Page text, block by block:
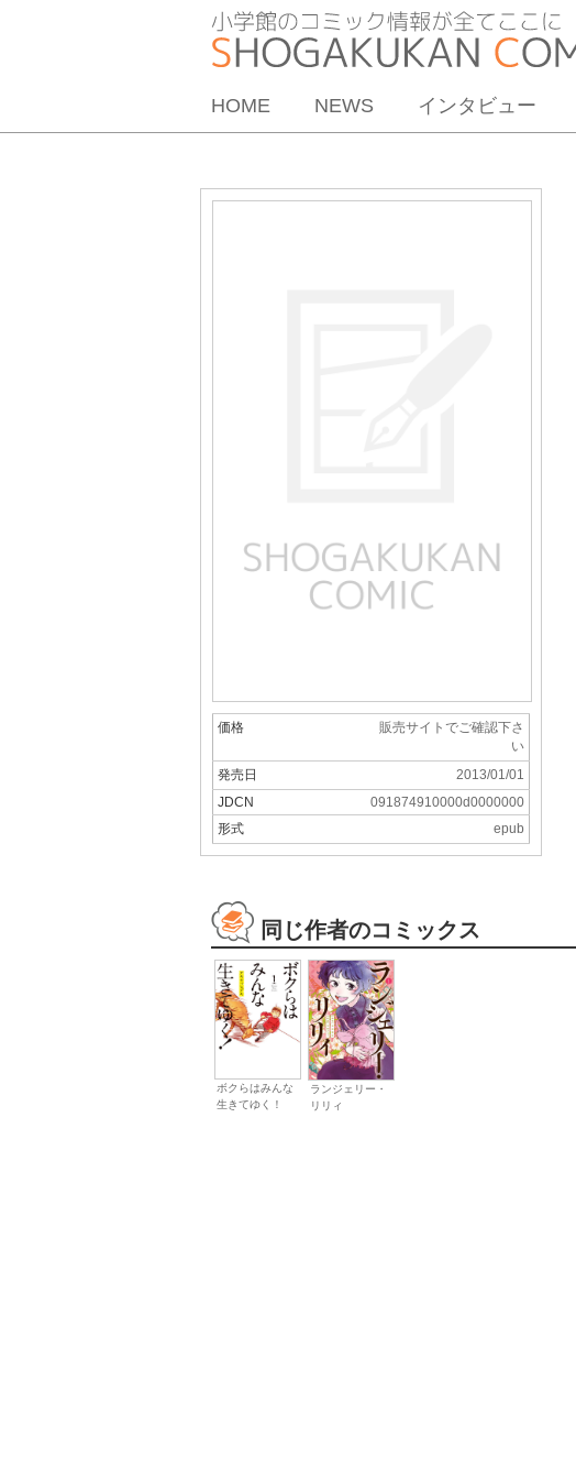
HOME NEWS インタビュー
価格
販売サイトでご確認下さ
い
発売日
2013/01/01
JDCN
091874910000d0000000
形式
epub
同じ作者のコミックス
ボクらはみんな
生きてゆく！
ランジェリー・
リリィ